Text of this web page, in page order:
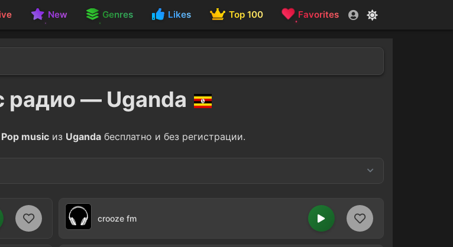
New Genres Likes Top 100 Favorites
радио — Uganda
Pop musicиз Ugandaбесплатно и без регистрации.
Hits
crooze fm